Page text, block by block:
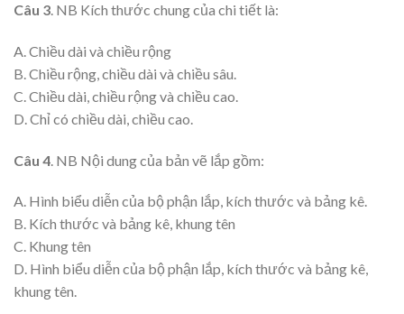
Câu 3. NB Kích thước chung của chi tiết là:
A. Chiều dài và chiều rộng
B. Chiều rộng, chiều dài và chiều sâu.
C. Chiều dài, chiều rộng và chiều cao.
D. Chỉ có chiều dài, chiều cao.
Câu 4 . NB Nội dung của bản vẽ lắp gồm:
A. Hình biểu diễn của bộ phận lắp, kích thước và bảng kê.
B. Kích thước và bảng kê, khung tên
C. Khung tên
D. Hình biểu diễn của bộ phận lắp, kích thước và bảng kê,
khung tên.